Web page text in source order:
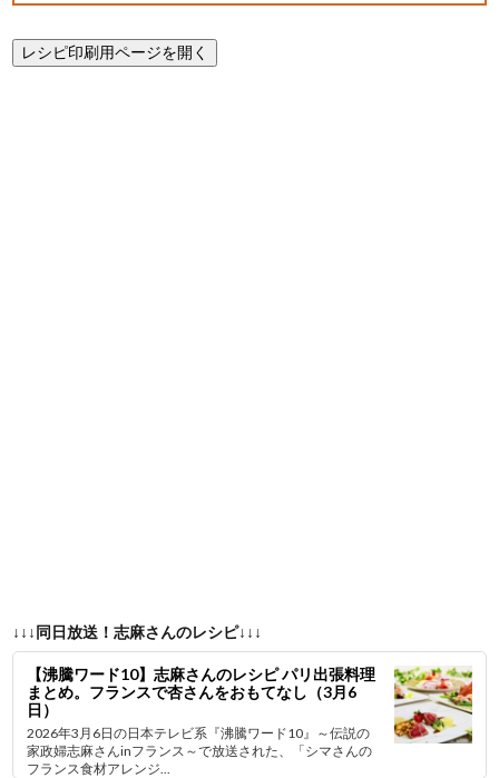
↓↓↓同日放送！志麻さんのレシピ↓↓↓
【沸騰ワード10】志麻さんのレシピ パリ出張料理
まとめ。フランスで杏さんをおもてなし（3月6
日）
2026年3月6日の日本テレビ系『沸騰ワード10』～伝説の
家政婦志麻さんinフランス～で放送された、「シマさんの
フランス食材アレンジ...